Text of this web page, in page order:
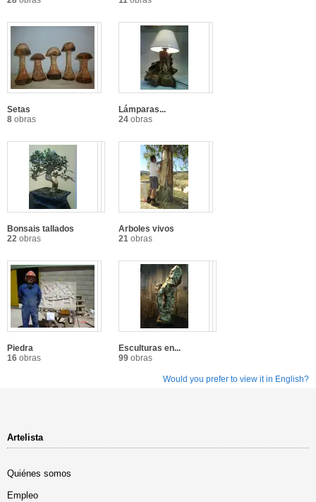
Setas
8 obras
Lámparas...
24 obras
Bonsais tallados
22 obras
Arboles vivos
21 obras
Piedra
16 obras
Esculturas en...
99 obras
Would you prefer to view it in English?
Artelista
Quiénes somos
Empleo